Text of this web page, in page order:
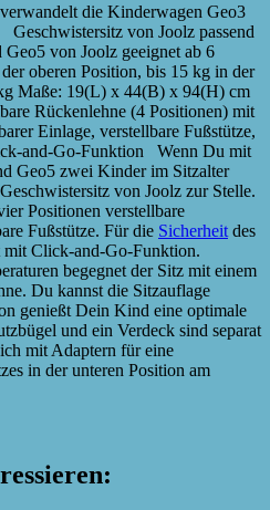
die Kinderwagen Geo3
Geschwistersitz von Joolz passend
von Joolz geeignet ab 6
oberen Position, bis 15 kg in der
Maße: 19(L) x 44(B) x 94(H) cm
Rückenlehne (4 Positionen) mit
Einlage, verstellbare Fußstütze,
and-Go-Funktion Wenn Du mit
Geo5 zwei Kinder im Sitzalter
von Joolz zur Stelle.
Positionen verstellbare
Fußstütze. Für die Sicherheit des
Click-and-Go-Funktion.
begegnet der Sitz mit einem
Du kannst die Sitzauflage
genießt Dein Kind eine optimale
und ein Verdeck sind separat
mit Adaptern für eine
in der unteren Position am